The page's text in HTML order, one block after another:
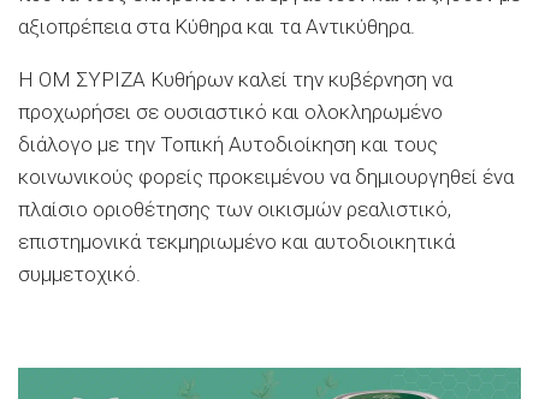
αξιοπρέπεια στα Κύθηρα και τα Αντικύθηρα.
Η ΟΜ ΣΥΡΙΖΑ Κυθήρων καλεί την κυβέρνηση να
προχωρήσει σε ουσιαστικό και ολοκληρωμένο
διάλογο με την Τοπική Αυτοδιοίκηση και τους
κοινωνικούς φορείς προκειμένου να δημιουργηθεί ένα
πλαίσιο οριοθέτησης των οικισμών ρεαλιστικό,
επιστημονικά τεκμηριωμένο και αυτοδιοικητικά
συμμετοχικό.